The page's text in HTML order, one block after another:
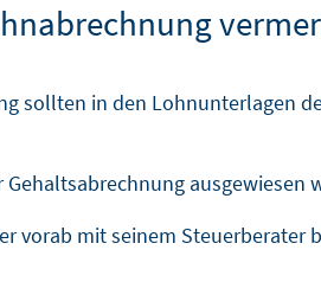
sollten in den Lohnunterlagen
ausgewiesen
vorab mit seinem Steuerberater